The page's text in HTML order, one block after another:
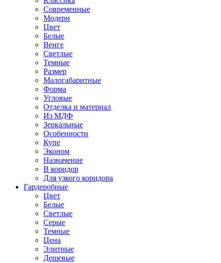
Современные
Модерн
Цвет
Белые
Венге
Светлые
Темные
Размер
Малогабаритные
Форма
Угловые
Отделка и материал
Из МДФ
Зеркальные
Особенности
Купе
Эконом
Назначение
В коридор
Для узкого коридора
Гардеробные
Цвет
Белые
Светлые
Серые
Темные
Цена
Элитные
Дешевые